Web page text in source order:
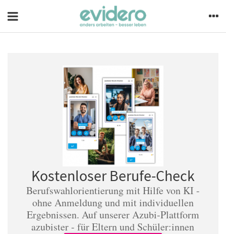
Kostenloser Berufe-Check
Berufswahlorientierung mit Hilfe von KI -
ohne Anmeldung und mit individuellen
Ergebnissen. Auf unserer Azubi-Plattform
azubister - für Eltern und Schüler:innen